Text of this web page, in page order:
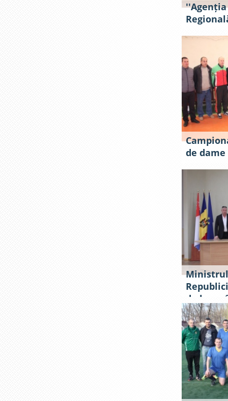
''Agenția
de
de